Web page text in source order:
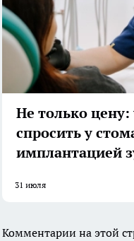
Не только
спросить у
имплантацией
31 июля
Комментарии на этой